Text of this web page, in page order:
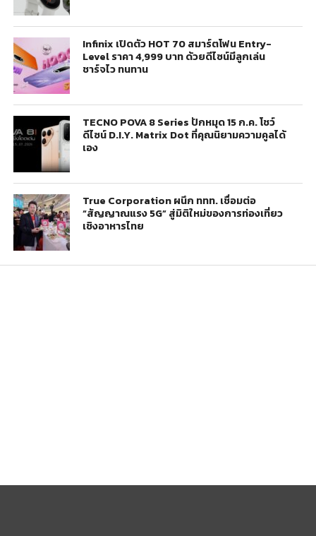
Infinix เปิดตัว HOT 70 สมาร์ตโฟน Entry-
Level ราคา 4,999 บาท ด้วยดีไซน์มีลูกเล่น
ชาร์จไว ทนทาน
TECNO POVA 8 Series ปักหมุด 15 ก.ค. โชว์
ดีไซน์ D.I.Y. Matrix Dot ที่คุณนิยามความคูลได้
เอง
True Corporation ผนึก ททท. เชื่อมต่อ
“สัญญาณแรง 5G” สู่มิติใหม่ของการท่องเที่ยว
เชิงอาหารไทย